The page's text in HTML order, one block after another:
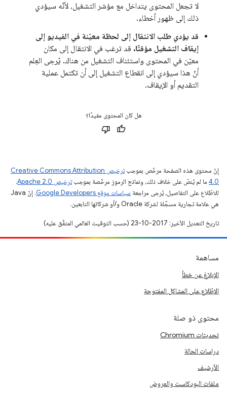
لا تجعل المحتوى يتداخل مع مؤشر التشغيل، لأنّه سيؤدي
ذلك إلى ظهور أخطاء.
قد يؤدي طلب الانتقال إلى لحظة معيّنة في الفيديو إلى
إيقاف التشغيل مؤقتًا. قد ترغب في الانتقال إلى مكان
معيّن في المحتوى واستئناف التشغيل من هناك. يُرجى العِلم
أنّ هذا سيؤدي إلى انقطاع التشغيل إلى أن تكتمل عملية
التقديم أو الإيقاف.
هل كان المحتوى مفيدًا؟
إنّ محتوى هذه الصفحة مرخّص بموجب
ترخيص Creative Commons Attribution
4.0‏ ما لم يُنصّ على خلاف ذلك، ونماذج الرموز مرخّصة بموجبترخيص Apache 2.0‏
.
للاطّلاع على التفاصيل، يُرجى مراجعة سياسات موقع Google Developers‏
. إنّ Java
هي علامة تجارية مسجَّلة لشركة Oracle و/أو شركائها التابعين.
تاريخ التعديل الأخير: 2017-10-23 (حسب التوقيت العالمي المتفَّق عليه)
مساهمة
الإبلاغ عن خطأ
الاطّلاع على المشاكل المفتوحة
محتوى ذو صلة
تحديثات Chromium
دراسات الحالة
الأرشيف
ملفات البودكاست والعروض